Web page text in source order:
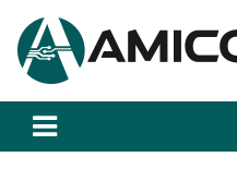
a
Amicopc.com